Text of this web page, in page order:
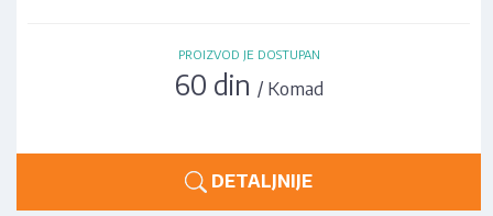
PROIZVOD JE DOSTUPAN
60 din / Komad
DETALJNIJE